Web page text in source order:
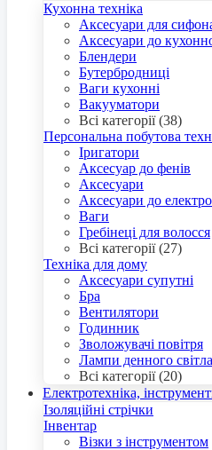
Кухонна техніка
Аксесуари для
Аксесуари до
Блендери
Бутербродниці
Ваги кухонні
Вакууматори
Всі категорії (38)
Персональна побутова
Іригатори
Аксесуар до фенів
Аксесуари
Аксесуари до
Ваги
Гребінеці для волосся
Всі категорії (27)
Техніка для дому
Аксесуари супутні
Бра
Вентилятори
Годинник
Зволожувачі повітря
Лампи денного світла
Всі категорії (20)
Електротехніка,
Ізоляційні стрічки
Інвентар
Візки з інструментом